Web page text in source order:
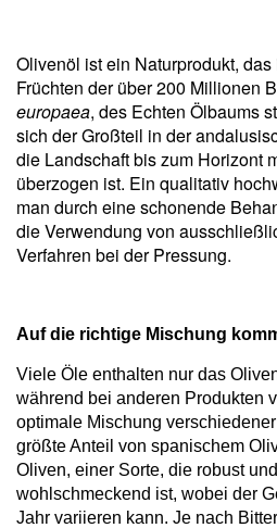
Olivenöl ist ein Naturprodukt,
Früchten der über 200 Millionen
europaea, des Echten Ölbaums
sich der Großteil in der
die Landschaft bis zum Horizont
überzogen ist. Ein qualitativ
man durch eine schonende
die Verwendung von
Verfahren bei der Pressung.
Auf die richtige Mischung
Viele Öle enthalten nur das
während bei anderen Produkten
optimale Mischung
größte Anteil von spanischem
Oliven, einer Sorte, die robust
wohlschmeckend ist, wobei der
Jahr variieren kann. Je nach